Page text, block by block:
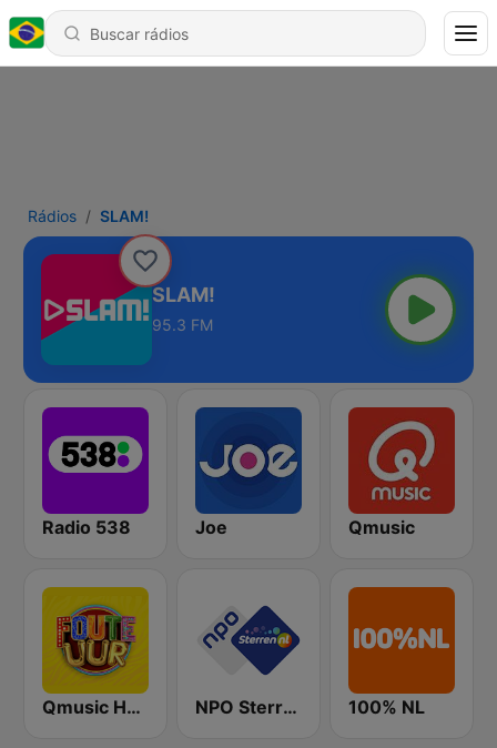
Rádios SLAM!
SLAM!
95.3 FM
Radio 538 Joe Qmusic
Qmusic Het Foute Uur NPO Sterren 100% NL